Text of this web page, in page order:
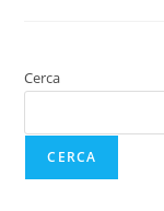
Cerca
CERCA